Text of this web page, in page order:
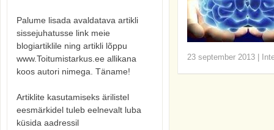
23 september 2013
Palume lisada avaldatava artikli
sissejuhatusse link meie
blogiartiklile ning artikli lõppu
www.Toitumistarkus.ee allikana
koos autori nimega. Täname!
Artiklite kasutamiseks ärilistel
eesmärkidel tuleb eelnevalt luba
küsida aadressil